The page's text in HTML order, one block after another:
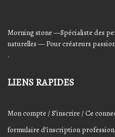
Morning stone —Spécialiste des
naturelles — Pour créateurs
.
LIENS RAPIDES
Mon compte / S’inscrire / Ce
formulaire d’inscription